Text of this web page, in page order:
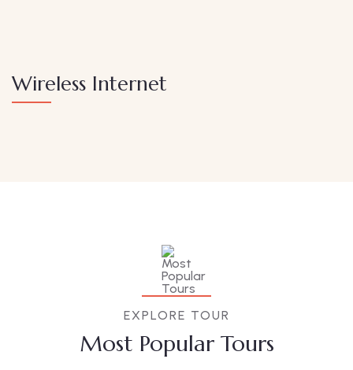
Wireless Internet
EXPLORE TOUR
Most Popular Tours